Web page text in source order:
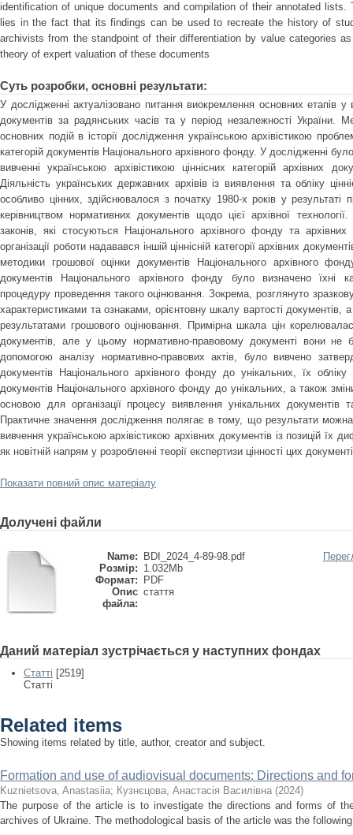
identification of unique documents and compilation of their annotated
lies in the fact that its findings can be used to recreate the history of
archivists from the standpoint of their differentiation by value categories
theory of expert valuation of these documents
Суть розробки, основні результати:
У дослідженні актуалізовано питання виокремлення основних етапів у
документів за радянських часів та у період незалежності України.
основних подій в історії дослідження українською архівістикою
категорій документів Національного архівного фонду. У дослідженні
вивченні українською архівістикою ціннісних категорій архівних
Діяльність українських державних архівів із виявлення та обліку
особливо цінних, здійснювалося з початку 1980-х років у результаті
керівництвом нормативних документів щодо цієї архівної
законів, які стосуються Національного архівного фонду та
організації роботи надавався іншій ціннісній категорії архівних
методики грошової оцінки документів Національного архівного
документів Національного архівного фонду було визначено їхні
процедуру проведення такого оцінювання. Зокрема, розглянуто
характеристиками та ознаками, орієнтовну шкалу вартості документів,
результатами грошового оцінювання. Примірна шкала цін
документів, але у цьому нормативно-правовому документі вони не
допомогою аналізу нормативно-правових актів, було вивчено
документів Національного архівного фонду до унікальних, їх
документів Національного архівного фонду до унікальних, а також
основою для організації процесу виявлення унікальних документів
Практичне значення дослідження полягає в тому, що результати можна
вивчення українською архівістикою архівних документів із позицій їх
як новітній напрям у розробленні теорії експертизи цінності цих
Показати повний опис матеріалу
Долучені файли
Name:
BDI_2024_4-89-98.pdf
Розмір: 1.032Mb
Формат:
PDF
Опис
файла:
стаття
Даний матеріал зустрічається у наступних фондах
Статті [2519]
Статті
Related items
Showing items related by title, author, creator and subject.
Formation and use of audiovisual documents: Directions and
Kuznietsova, Anastasiia; Кузнєцова, Анастасія Василівна (2024)
The purpose of the article is to investigate the directions and forms of
archives of Ukraine. The methodological basis of the article was the